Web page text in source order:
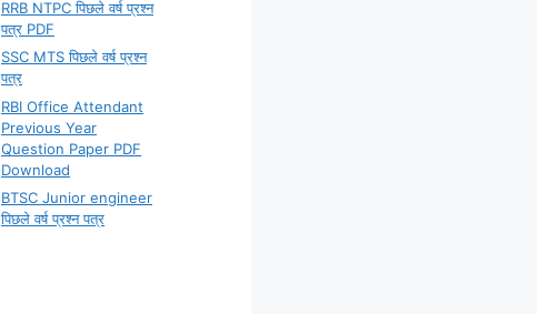
RRB NTPC पिछले वर्ष प्रश्न
पत्र PDF
SSC MTS पिछले वर्ष प्रश्न
पत्र
RBI Office Attendant
Previous Year
Question Paper PDF
Download
BTSC Junior engineer
पिछले वर्ष प्रश्न पत्र